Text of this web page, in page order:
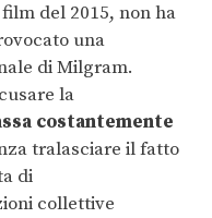
del 2015, non ha
una
di Milgram.
la
costantemente
tralasciare il fatto
di
collettive